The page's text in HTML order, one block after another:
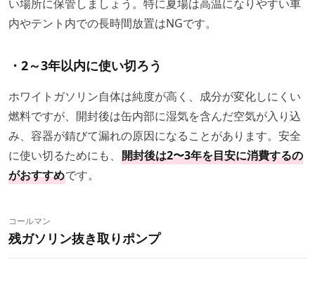
い場所に保管しましょう。特に夏場は高温になりやすい車
内やテント内での長時間放置はNGです。
・2～3年以内に使い切ろう
ホワイトガソリン自体は純度が高く、成分が変化しにくい
燃料ですが、開封後は缶内部に湿気を含んだ空気が入り込
み、容器が錆びて漏れの原因になることがあります。安全
に使い切るためにも、 開封後は2〜3年を目安に消費するの
がおすすめです。
コールマン
残ガソリン抜き取りポンプ